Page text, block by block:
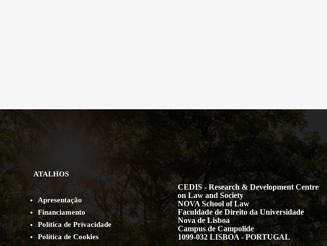
ATALHOS
Apresentação
Financiamento
Política de Privacidade
Política de Cookies
CEDIS - Research & Development Centre
on Law and Society
NOVA School of Law
Faculdade de Direito da Universidade
Nova de Lisboa
Campus de Campolide
1099-032 LISBOA - PORTUGAL